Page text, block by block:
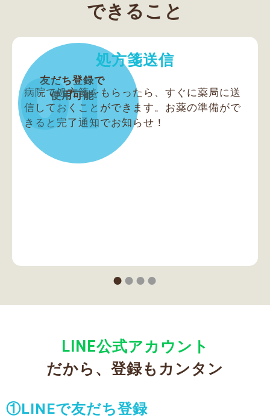
できること
01処方箋送信
友だち登録で
使用可能
病院で処方箋をもらったら、すぐに薬局に送
信しておくことができます。お薬の準備がで
きると完了通知でお知らせ！
●●●●
LINE公式アカウント
だから、登録もカンタン
①LINEで友だち登録